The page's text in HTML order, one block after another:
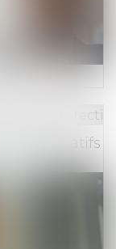
justificatifs
de la